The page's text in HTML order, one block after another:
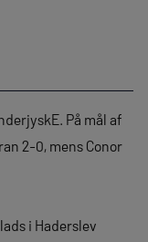
På mål af
2-0, mens Conor
i Haderslev